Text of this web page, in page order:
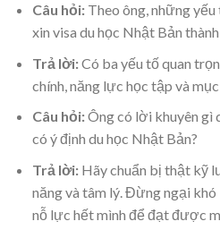
Câu hỏi:Theo ông, những yếu
xin visa du học Nhật Bản
Trả lời:Có ba yếu tố quan
chính, năng lực học tập và
Câu hỏi:Ông có lời khuyên gì
có ý định du học Nhật Bản?
Trả lời:Hãy chuẩn bị thật kỹ
năng và tâm lý. Đừng ngại khó
nỗ lực hết mình để đạt được